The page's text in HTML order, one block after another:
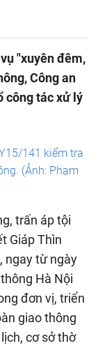
"xuyên đêm,
Công an
công tác xử lý
141 kiểm tra
(Ảnh: Phạm
trấn áp tội
Giáp Thìn
ngay từ ngày
Hà Nội
đơn vị, triển
giao thông
cơ sở thờ